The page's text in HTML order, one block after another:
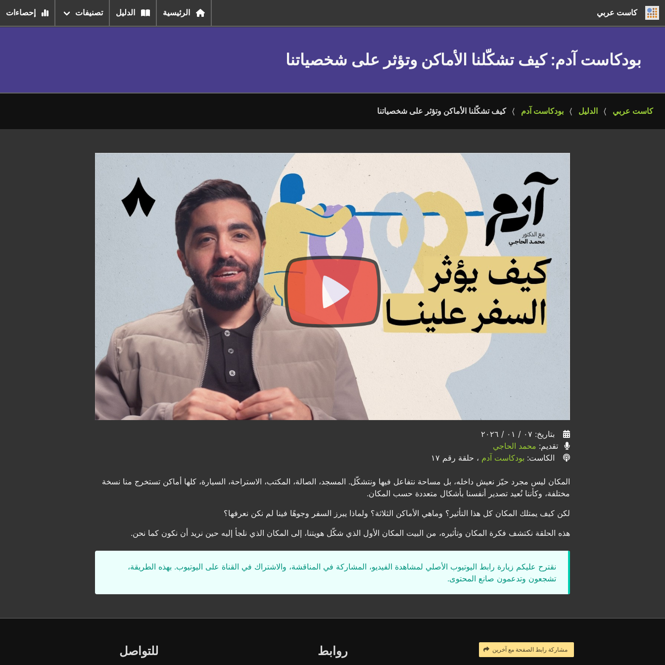
كاست عربي الرئيسية الدليل تصنيفات إحصاءات
بودكاست آدم: كيف تشكّلنا الأماكن وتؤثر على شخصياتنا
كاست عربي الدليل بودكاست آدم كيف تشكّلنا الأماكن وتؤثر على شخصياتنا
بتاريخ: ٠٧ / ٠١ / ٢٠٢٦
تقديم: محمد الحاجي
الكاست: بودكاست آدم ، حلقة رقم ١٧
المكان ليس مجرد حيّز نعيش داخله، بل مساحة نتفاعل فيها ونتشكّل. المسجد، الصالة، المكتب، الاستراحة، السيارة، كلها أماكن تستخرج منا نسخة
مختلفة، وكأننا نُعيد تصدير أنفسنا بأشكال متعددة حسب المكان.
لكن كيف يمتلك المكان كل هذا التأثير؟ وماهي الأماكن الثلاثة؟ ولماذا يبرز السفر وجوهًا فينا لم نكن نعرفها؟
هذه الحلقة نكتشف فكرة المكان وتأثيره، من البيت المكان الأول الذي شكّل هويتنا، إلى المكان الذي نلجأ إليه حين نريد أن نكون كما نحن.
نقترح عليكم زيارة رابط اليوتيوب الأصلي لمشاهدة الفيديو، المشاركة في المناقشة، والاشتراك في القناة على اليوتيوب. بهذه الطريقة،
تشجعون وتدعمون صانع المحتوى.
مشاركة رابط الصفحة مع آخرين روابط للتواصل